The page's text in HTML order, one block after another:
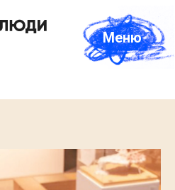
О нас
Меню